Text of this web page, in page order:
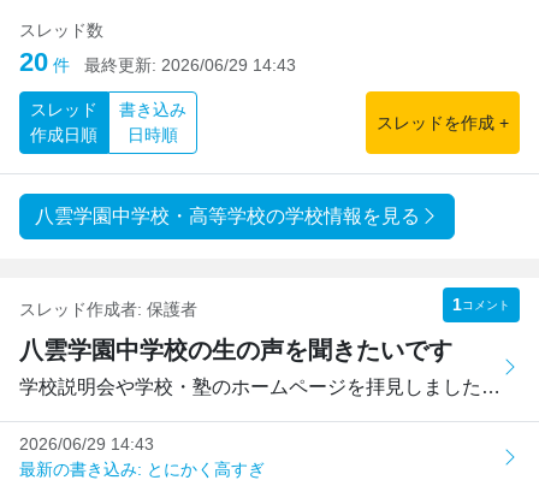
スレッド数
20 件 最終更新: 2026/06/29 14:43
スレッド
作成日順
書き込み
日時順
スレッドを作成 +
八雲学園中学校・高等学校の学校情報を見る
スレッド作成者: 保護者 1コメント
八雲学園中学校の生の声を聞きたいです
学校説明会や学校・塾のホームページを拝見しましたが、実際...
2026/06/29 14:43
最新の書き込み: とにかく高すぎ